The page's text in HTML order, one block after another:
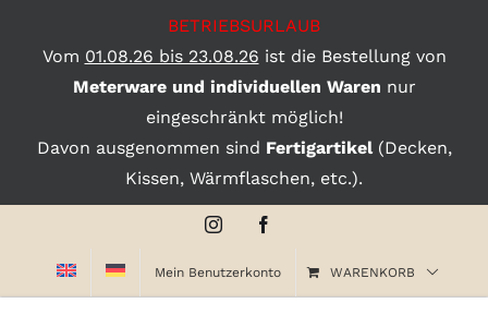
BETRIEBSURLAUB
Vom 01.08.26 bis 23.08.26 ist die Bestellung von
Meterware und individuellen Waren nur
eingeschränkt möglich!
Davon ausgenommen sind Fertigartikel(Decken,
Kissen, Wärmflaschen, etc.).
springen
Instagram
Mein Benutzerkonto WARENKORB